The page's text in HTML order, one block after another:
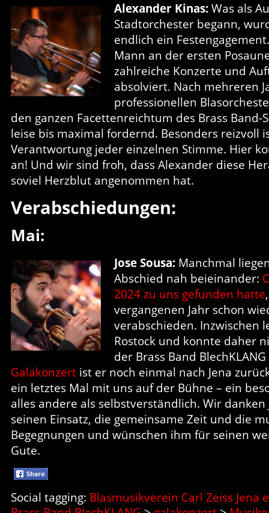
Alexander Kinas: Was als
Stadtorchester begann,
endlich ein
Mann an der ersten
zahlreiche Konzerte und
absolviert. Nach mehreren
professionellen
den ganzen Facettenreichtum des Brass Band-
leise bis maximal fordernd. Besonders reizvoll
Verantwortung jeder einzelnen Stimme. Hier
an! Und wir sind froh, dass Alexander diese
soviel Herzblut angenommen hat.
Verabschiedungen:
Mai:
Jose Sousa: Manchmal
Abschied nah beieinander:
2024 zu uns gefunden hatte
vergangenen Jahr schon
verabschieden. Inzwischen
Rostock und konnte daher
der Brass Band
Galakonzert ist er noch einmal nach Jena
ein letztes Mal mit uns auf der Bühne – ein
alles andere als selbstverständlich. Wir danken
seinen Einsatz, die gemeinsame Zeit und die
Begegnungen und wünschen ihm für seinen
Gute.
Social tagging: Blasmusikverein Carl Zeiss Jena